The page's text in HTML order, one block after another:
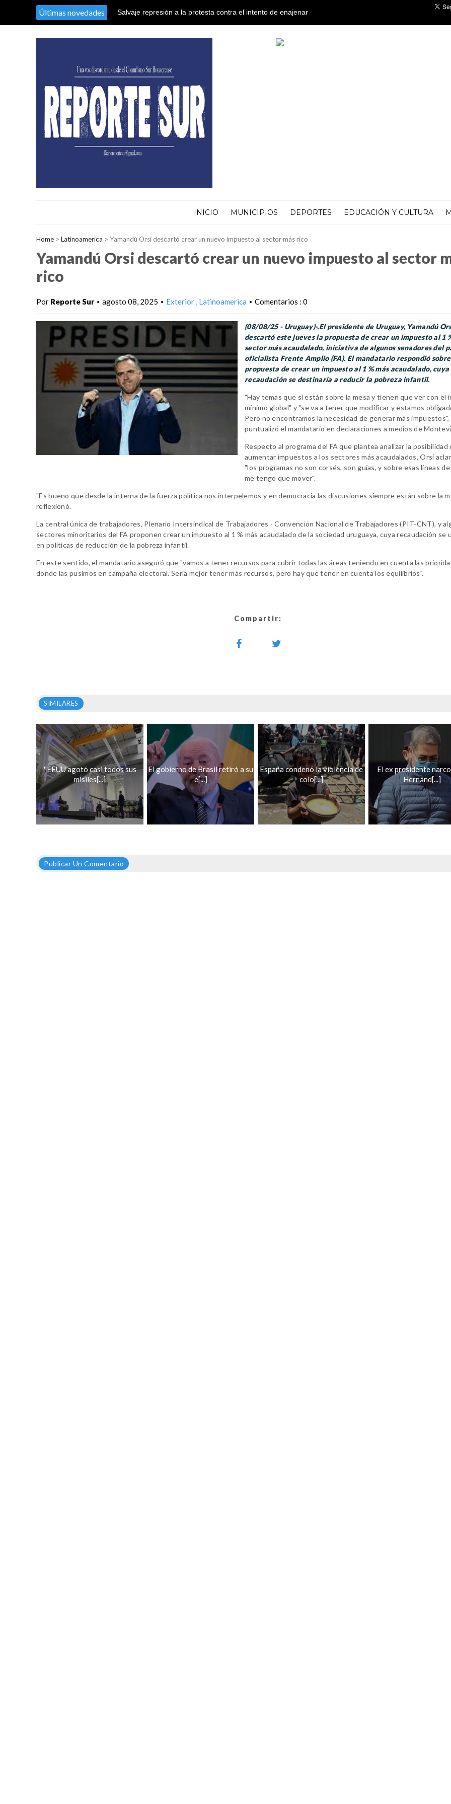
Últimas novedades
Salvaje represión a la protesta contra el intento de enajenar
INICIO MUNICIPIOS DEPORTES EDUCACIÓN Y CULTURA
Home > Latinoamerica > Yamandú Orsi descartó crear un nuevo impuesto al sector más rico
Yamandú Orsi descartó crear un nuevo impuesto al sector
rico
Por Reporte Sur • agosto 08, 2025 • Exterior Latinoamerica • Comentarios : 0
(08/08/25 - Uruguay)-.El presidente de Uruguay, Yamandú
descartó este jueves la propuesta de crear un impuesto al 1
sector más acaudalado, iniciativa de algunos senadores del
oficialista Frente Amplio (FA). El mandatario respondió
propuesta de crear un impuesto al 1 % más acaudalado, cuya
recaudación se destinaría a reducir la pobreza infantil.
"Hay temas que sí están sobre la mesa y tienen que ver con el
mínimo global" y "se va a tener que modificar y estamos
Pero no encontramos la necesidad de generar más impuestos",
puntualizó el mandatario en declaraciones a medios de
Respecto al programa del FA que plantea analizar la posibilidad
aumentar impuestos a los sectores más acaudalados, Orsí
"los programas no son corsés, son guías, y sobre esas líneas
me tengo que mover".
"Es bueno que desde la interna de la fuerza política nos interpelemos y en democracia las discusiones siempre están sobre la
reflexionó.
La central única de trabajadores, Plenario Intersindical de Trabajadores - Convención Nacional de Trabajadores (PIT-CNT), y
sectores minoritarios del FA proponen crear un impuesto al 1 % más acaudalado de la sociedad uruguaya, cuya recaudación se
en políticas de reducción de la pobreza infantil.
En este sentido, el mandatario aseguró que "vamos a tener recursos para cubrir todas las áreas teniendo en cuenta las
donde las pusimos en campaña electoral. Sería mejor tener más recursos, pero hay que tener en cuenta los equilibrios".
Compartir:
SIMILARES
''EEUU agotó casi todos sus
misiles[...]
El gobierno de Brasil retiró a su
e[...]
España condenó la violencia de
colo[...]
El ex presidente
Hernánd[...]
Publicar Un Comentario